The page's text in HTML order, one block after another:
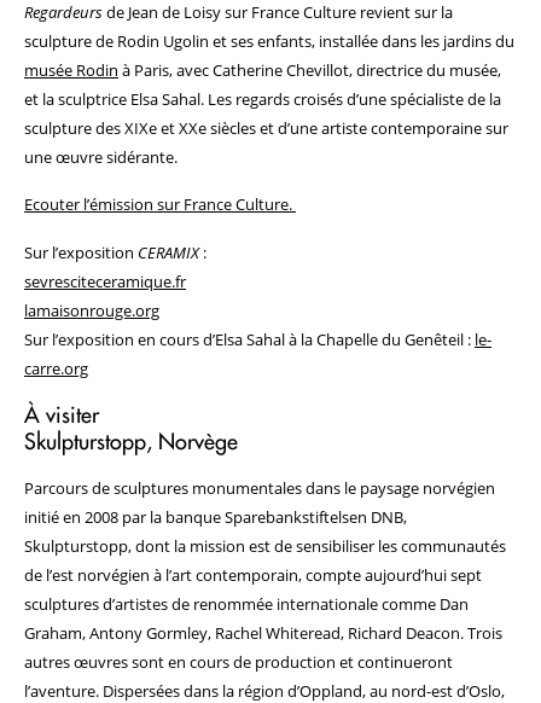
Regardeursde Jean de Loisy sur France Culture revient sur la
sculpture de Rodin Ugolin et ses enfants, installée dans les jardins du
musée Rodin à Paris, avec Catherine Chevillot, directrice du musée,
et la sculptrice Elsa Sahal. Les regards croisés d’une spécialiste de la
sculpture des XIXe et XXe siècles et d’une artiste contemporaine sur
une œuvre sidérante.
Ecouter l’émission sur France Culture.
Sur l’exposition CERAMIX:
sevresciteceramique.fr
lamaisonrouge.org
Sur l’exposition en cours d’Elsa Sahal à la Chapelle du Genêteil : le-
carre.org
À visiter
Skulpturstopp, Norvège
Parcours de sculptures monumentales dans le paysage norvégien
initié en 2008 par la banque Sparebankstiftelsen DNB,
Skulpturstopp, dont la mission est de sensibiliser les communautés
de l’est norvégien à l’art contemporain, compte aujourd’hui sept
sculptures d’artistes de renommée internationale comme Dan
Graham, Antony Gormley, Rachel Whiteread, Richard Deacon. Trois
autres œuvres sont en cours de production et continueront
l’aventure. Dispersées dans la région d’Oppland, au nord-est d’Oslo,